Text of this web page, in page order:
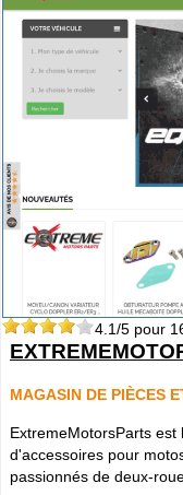
4.1/5 pour
MAGASIN DE PIÈCES
ExtremeMotorsParts
d'accessoires pour
passionnés de deux-